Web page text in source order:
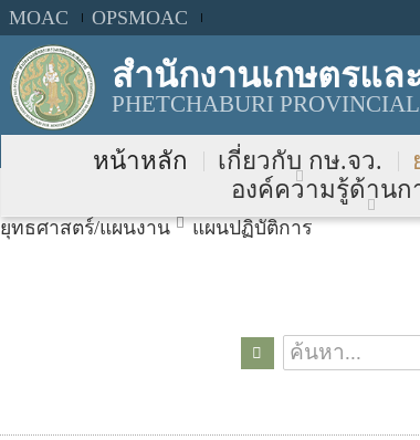
MOAC OPSMOAC
สำนักงานเกษตรแ
PHETCHABURI
หน้าหลัก เกี่ยวกับ กษ.จว.
องค์ความรู้ด้านก
ยุทธศาสตร์/แผนงาน แผนปฏิบัติการ